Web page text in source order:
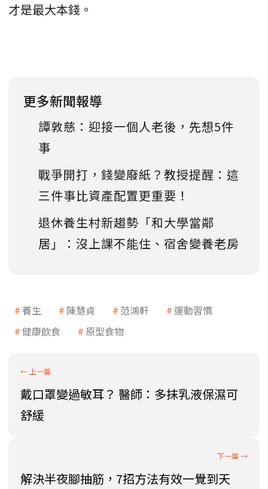
才是最大本錢。
更多新聞報導
譚敦慈：迎接一個人老後，先想5件
事
戰爭開打，錢變廢紙？教授提醒：這
三件事比資產配置更重要！
退休養生村新趨勢「和大學當鄰
居」：沒上課不能住、宿舍變養老房
養生 陳慧貞 范鴻軒
運動習慣
健康飲食
原型食物
戴口罩變過敏耳？ 醫師：多抹乳液保濕可
舒緩
解決半夜腳抽筋，7招方法有效一覺到天